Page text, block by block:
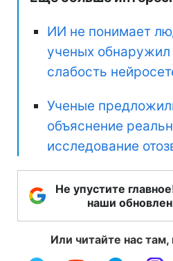
ИИ не понимает
ученых обнаружил
слабость
Ученые
объяснение
исследование
Не упустите
наши
Или читайте нас там,